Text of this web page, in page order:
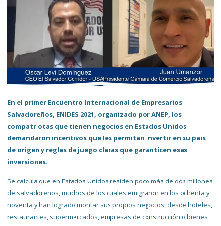
En el primer Encuentro Internacional de Empresarios
Salvadoreños, ENIDES 2021, organizado por ANEP, los
compatriotas que tienen negocios en Estados Unidos
demandaron incentivos que les permitan invertir en su país
de origen y reglas de juego claras que garanticen esas
inversiones.
Se calcula que en Estados Unidos residen poco más de dos millones
de salvadoreños, muchos de los cuales emigraron en los ochenta y
noventa y han logrado montar sus propios negocios, desde hoteles,
restaurantes, supermercados, empresas de construcción o bienes